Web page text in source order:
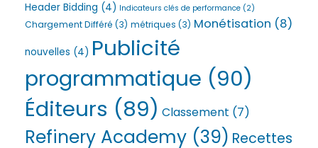
Header Bidding (4) Indicateurs clés de performance (2)
Chargement Différé (3) métriques (3) Monétisation (8)
nouvelles (4) Publicité
programmatique (90)
Éditeurs (89) Classement (7)
Refinery Academy (39) Recettes